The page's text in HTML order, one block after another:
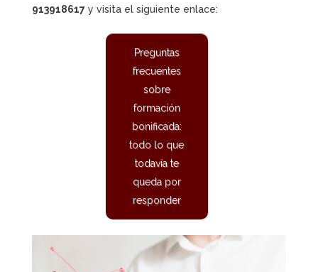
913918617y visita el siguiente enlace:
Preguntas
frecuentes
sobre
formación
bonificada:
todo lo que
todavía te
queda por
responder